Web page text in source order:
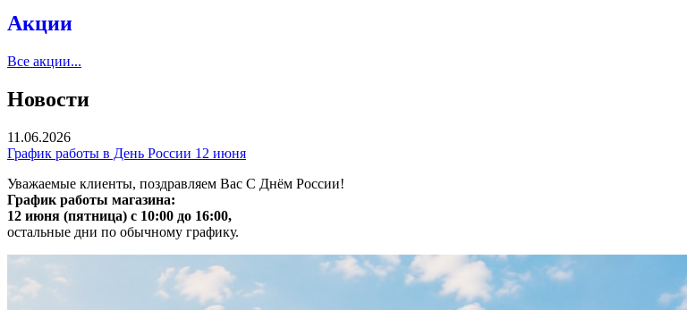
Акции
Все акции...
Новости
11.06.2026
График работы в День России 12 июня
Уважаемые клиенты, поздравляем Вас С Днём России!
График работы магазина:
12 июня (пятница) с 10:00 до 16:00,
остальные дни по обычному графику.